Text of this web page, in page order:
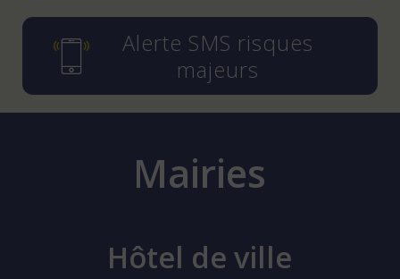
Alerte SMS risques
majeurs
Mairies
Hôtel de ville